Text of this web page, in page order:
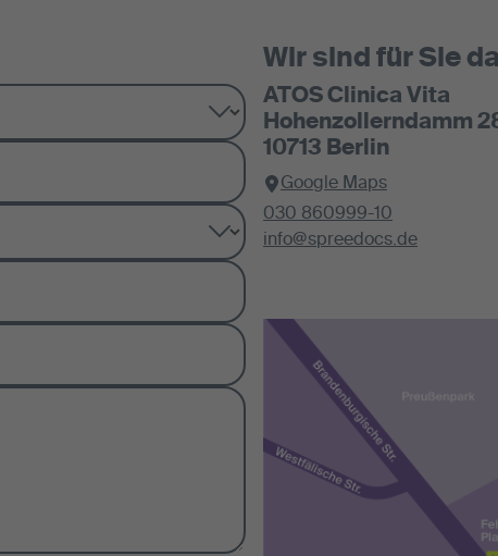
Wir sind für Sie
ATOS Clinica Vita
Hohenzollerndamm
10713 Berlin
Google Maps
030 860999-10
info@spreedocs.de